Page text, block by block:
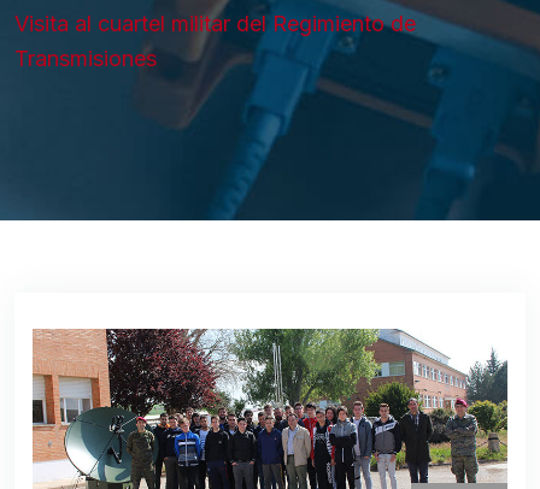
Visita al cuartel militar del Regimiento de
Transmisiones